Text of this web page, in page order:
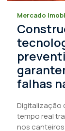
Mercado
falhas
Digitalização
tempo real
nos canteiros